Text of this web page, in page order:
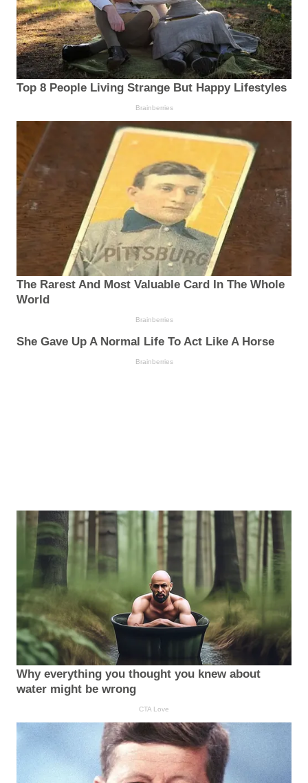
Top 8 People Living Strange But Happy Lifestyles
Brainberries
The Rarest And Most Valuable Card In The Whole
World
Brainberries
She Gave Up A Normal Life To Act Like A Horse
Brainberries
Why everything you thought you knew about
water might be wrong
CTA Love